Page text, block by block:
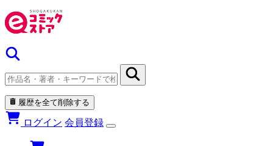
履歴を全て削除する
ログイン 会員登録